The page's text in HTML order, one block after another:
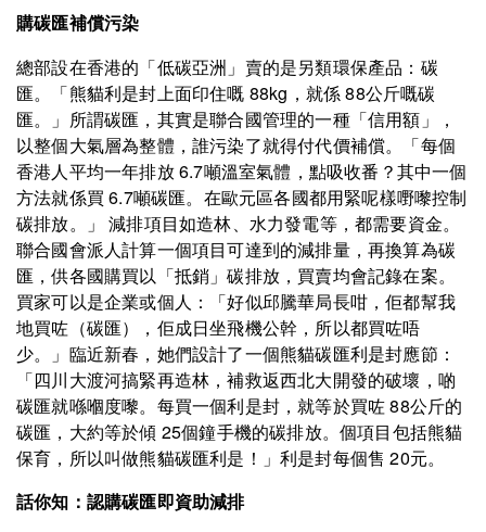
購碳匯補償污染
總部設在香港的「低碳亞洲」賣的是另類環保產品：碳
匯。「熊貓利是封上面印住嘅 88kg，就係 88公斤嘅碳
匯。」所謂碳匯，其實是聯合國管理的一種「信用額」，
以整個大氣層為整體，誰污染了就得付代價補償。「每個
香港人平均一年排放 6.7噸溫室氣體，點吸收番？其中一個
方法就係買 6.7噸碳匯。在歐元區各國都用緊呢樣嘢嚟控制
碳排放。」 減排項目如造林、水力發電等，都需要資金。
聯合國會派人計算一個項目可達到的減排量，再換算為碳
匯，供各國購買以「抵銷」碳排放，買賣均會記錄在案。
買家可以是企業或個人：「好似邱騰華局長咁，佢都幫我
地買咗（碳匯），佢成日坐飛機公幹，所以都買咗唔
少。」臨近新春，她們設計了一個熊貓碳匯利是封應節：
「四川大渡河搞緊再造林，補救返西北大開發的破壞，啲
碳匯就喺嗰度嚟。每買一個利是封，就等於買咗 88公斤的
碳匯，大約等於傾 25個鐘手機的碳排放。個項目包括熊貓
保育，所以叫做熊貓碳匯利是！」利是封每個售 20元。
話你知：認購碳匯即資助減排